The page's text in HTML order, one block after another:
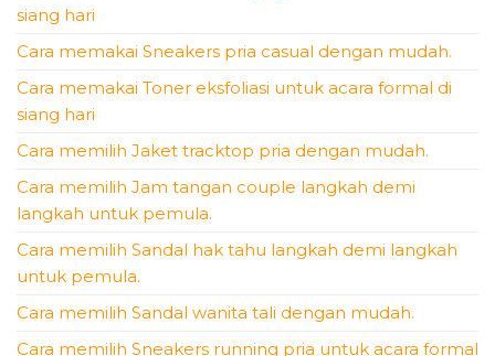
siang hari
Cara memakai Sneakers pria casual dengan mudah.
Cara memakai Toner eksfoliasi untuk acara formal di
siang hari
Cara memilih Jaket tracktop pria dengan mudah.
Cara memilih Jam tangan couple langkah demi
langkah untuk pemula.
Cara memilih Sandal hak tahu langkah demi langkah
untuk pemula.
Cara memilih Sandal wanita tali dengan mudah.
Cara memilih Sneakers running pria untuk acara formal